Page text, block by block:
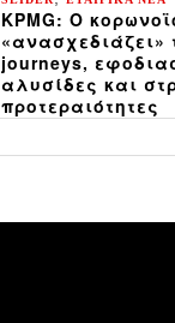
KPMG: Ο
«ανασχεδιάζει»
journeys,
αλυσίδες και
προτεραιότητες